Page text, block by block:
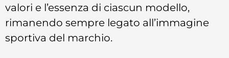
valori e l’essenza di ciascun modello,
rimanendo sempre legato all’immagine
sportiva del marchio.